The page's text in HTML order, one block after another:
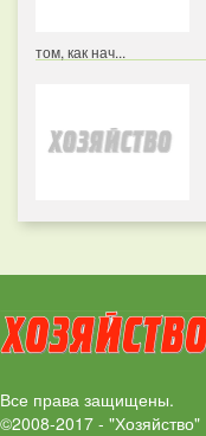
том, как нач...
Все права защищены.
©2008-2017 - "Хозяйство"